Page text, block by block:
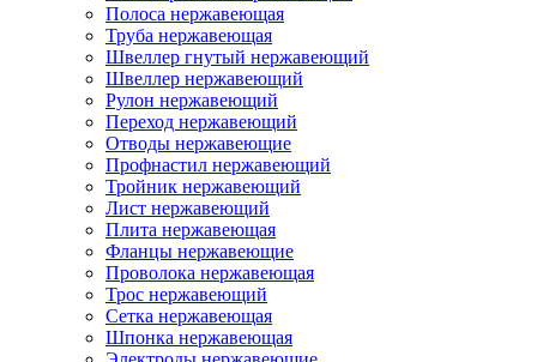
Полоса нержавеющая
Труба нержавеющая
Швеллер гнутый нержавеющий
Швеллер нержавеющий
Рулон нержавеющий
Переход нержавеющий
Отводы нержавеющие
Профнастил нержавеющий
Тройник нержавеющий
Лист нержавеющий
Плита нержавеющая
Фланцы нержавеющие
Проволока нержавеющая
Трос нержавеющий
Сетка нержавеющая
Шпонка нержавеющая